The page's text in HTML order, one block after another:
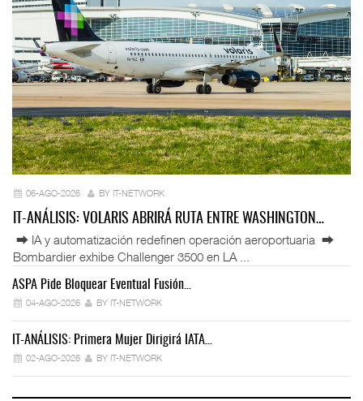
06-AGO-2026 BY IT-NETWORK
IT-ANÁLISIS: VOLARIS ABRIRÁ RUTA ENTRE WASHINGTON…
⮕ IA y automatización redefinen operación aeroportuaria ⮕
Bombardier exhibe Challenger 3500 en LA ...
ASPA Pide Bloquear Eventual Fusión…
04-AGO-2026 BY IT-NETWORK
IT-ANÁLISIS: Primera Mujer Dirigirá IATA…
02-AGO-2026 BY IT-NETWORK